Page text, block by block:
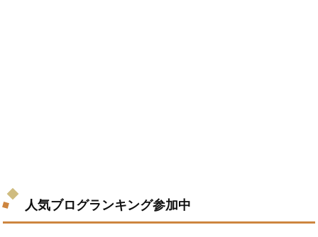
人気ブログランキング参加中